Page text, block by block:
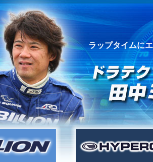
ラップタイムに